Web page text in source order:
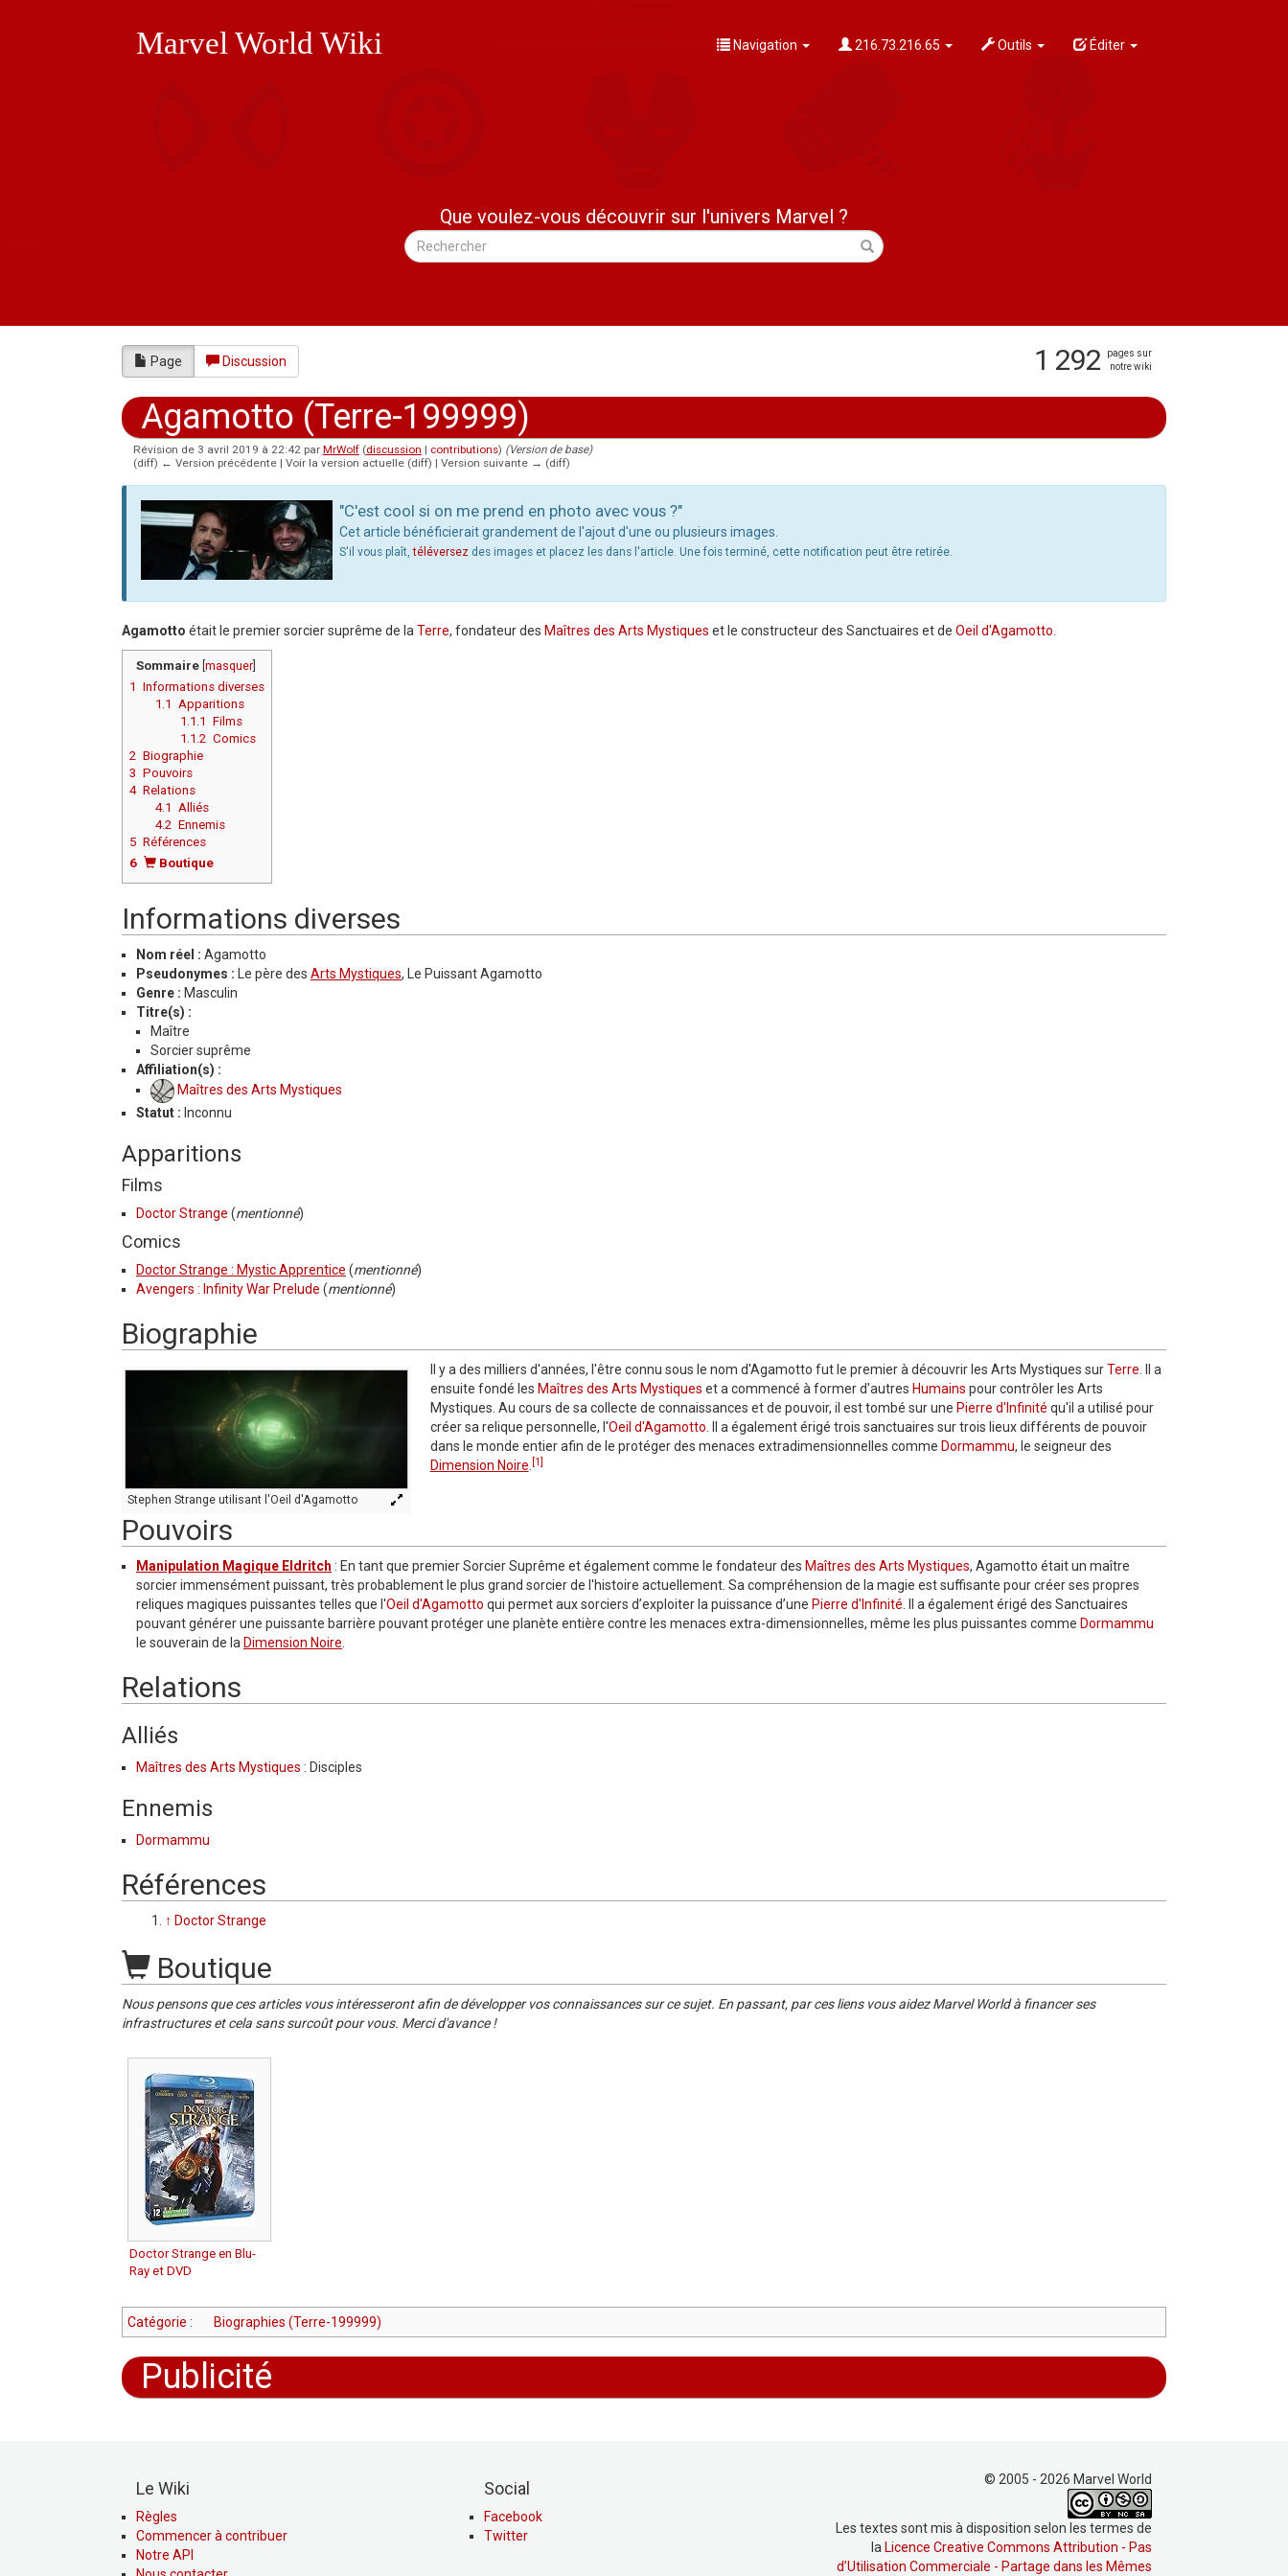
Marvel World Wiki Navigation 216.73.216.65 Outils Éditer
Que voulez-vous découvrir sur l'univers Marvel ?
Page Discussion 1 292
pages sur
notre wiki
Agamotto (Terre-199999)
Révision de 3 avril 2019 à 22:42 par MrWolf (discussion | contributions) (Version de base)
(diff) ← Version précédente | Voir la version actuelle (diff) | Version suivante → (diff)
"C'est cool si on me prend en photo avec vous ?"
Cet article bénéficierait grandement de l'ajout d'une ou plusieurs images.
S'il vous plaît,téléversez des images et placez les dans l'article. Une fois terminé, cette notification peut être retirée.
Agamotto était le premier sorcier suprême de la Terre, fondateur des Maîtres des Arts Mystiques et le constructeur des Sanctuaires et de Oeil d'Agamotto
Sommaire[ masquer]
1 Informations diverses
1.1 Apparitions
1.1.1
Films
1.1.2 Comics
2 Biographie
3 Pouvoirs
4 Relations
4.1 Alliés
4.2 Ennemis
5 Références
6
Boutique
Informations diverses
Nom réel : Agamotto
Pseudonymes : Le père des Arts Mystiques, Le Puissant Agamotto
Genre : Masculin
Titre(s) :
Maître
Sorcier suprême
Affiliation(s) :
Maîtres des Arts Mystiques
Statut : Inconnu
Apparitions
Films
Doctor Strange (mentionné)
Comics
Doctor Strange : Mystic Apprentice (mentionné)
Avengers : Infinity War Prelude (mentionné)
Biographie
Stephen Strange utilisant l'Oeil d'Agamotto
Il y a des milliers d'années, l'être connu sous le nom d'Agamotto fut le premier à découvrir les Arts Mystiques surTerre . Il a
ensuite fondé les Maîtres des Arts Mystiques et a commencé à former d'autres Humains pour contrôler les Arts
Mystiques. Au cours de sa collecte de connaissances et de pouvoir, il est tombé sur une Pierre d'Infinité qu'il a utilisé pour
créer sa relique personnelle, l'Oeil d'Agamotto . Il a également érigé trois sanctuaires sur trois lieux différents de pouvoir
dans le monde entier afin de le protéger des menaces extradimensionnelles comme Dormammu, le seigneur des
Dimension Noire [1]
Pouvoirs
Manipulation Magique Eldritch : En tant que premier Sorcier Suprême et également comme le fondateur des Maîtres des Arts Mystiques, Agamotto était un maître
sorcier immensément puissant, très probablement le plus grand sorcier de l'histoire actuellement. Sa compréhension de la magie est suffisante pour créer ses propres
reliques magiques puissantes telles que l'Oeil d'Agamotto qui permet aux sorciers d’exploiter la puissance d’une Pierre d'Infinité . Il a également érigé des Sanctuaires
pouvant générer une puissante barrière pouvant protéger une planète entière contre les menaces extra-dimensionnelles, même les plus puissantes comme Dormammu
le souverain de la Dimension Noire
Relations
Alliés
Maîtres des Arts Mystiques : Disciples
Ennemis
Dormammu
Références
↑ Doctor Strange
Boutique
Nous pensons que ces articles vous intéresseront afin de développer vos connaissances sur ce sujet. En passant, par ces liens vous aidez Marvel World à financer ses
infrastructures et cela sans surcoût pour vous. Merci d'avance !
Doctor Strange en Blu-
Ray et DVD
Catégorie : Biographies (Terre-199999)
Publicité
Le Wiki
Règles
Commencer à contribuer
Notre API
Social
Facebook
Twitter
© 2005 - 2026 Marvel World
Les textes sont mis à disposition selon les termes de
la Licence Creative Commons Attribution - Pas
d’Utilisation Commerciale - Partage dans les Mêmes